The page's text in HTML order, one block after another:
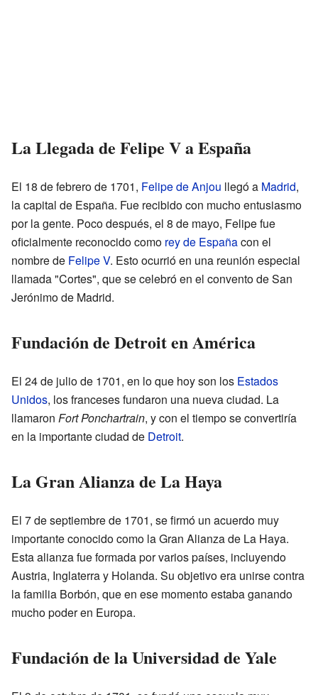
La Llegada de Felipe V a España
El 18 de febrero de 1701, Felipe de Anjou llegó a Madrid,
la capital de España. Fue recibido con mucho entusiasmo
por la gente. Poco después, el 8 de mayo, Felipe fue
oficialmente reconocido como rey de Españacon el
nombre de Felipe V. Esto ocurrió en una reunión especial
llamada "Cortes", que se celebró en el convento de San
Jerónimo de Madrid.
Fundación de Detroit en América
El 24 de julio de 1701, en lo que hoy son los Estados
Unidos, los franceses fundaron una nueva ciudad. La
llamaron Fort Ponchartrain, y con el tiempo se convertiría
en la importante ciudad de Detroit.
La Gran Alianza de La Haya
El 7 de septiembre de 1701, se firmó un acuerdo muy
importante conocido como la Gran Alianza de La Haya.
Esta alianza fue formada por varios países, incluyendo
Austria, Inglaterra y Holanda. Su objetivo era unirse contra
la familia Borbón, que en ese momento estaba ganando
mucho poder en Europa.
Fundación de la Universidad de Yale